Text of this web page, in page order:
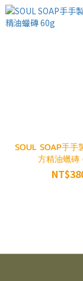
SOUL SOAP手手
方精油蠟